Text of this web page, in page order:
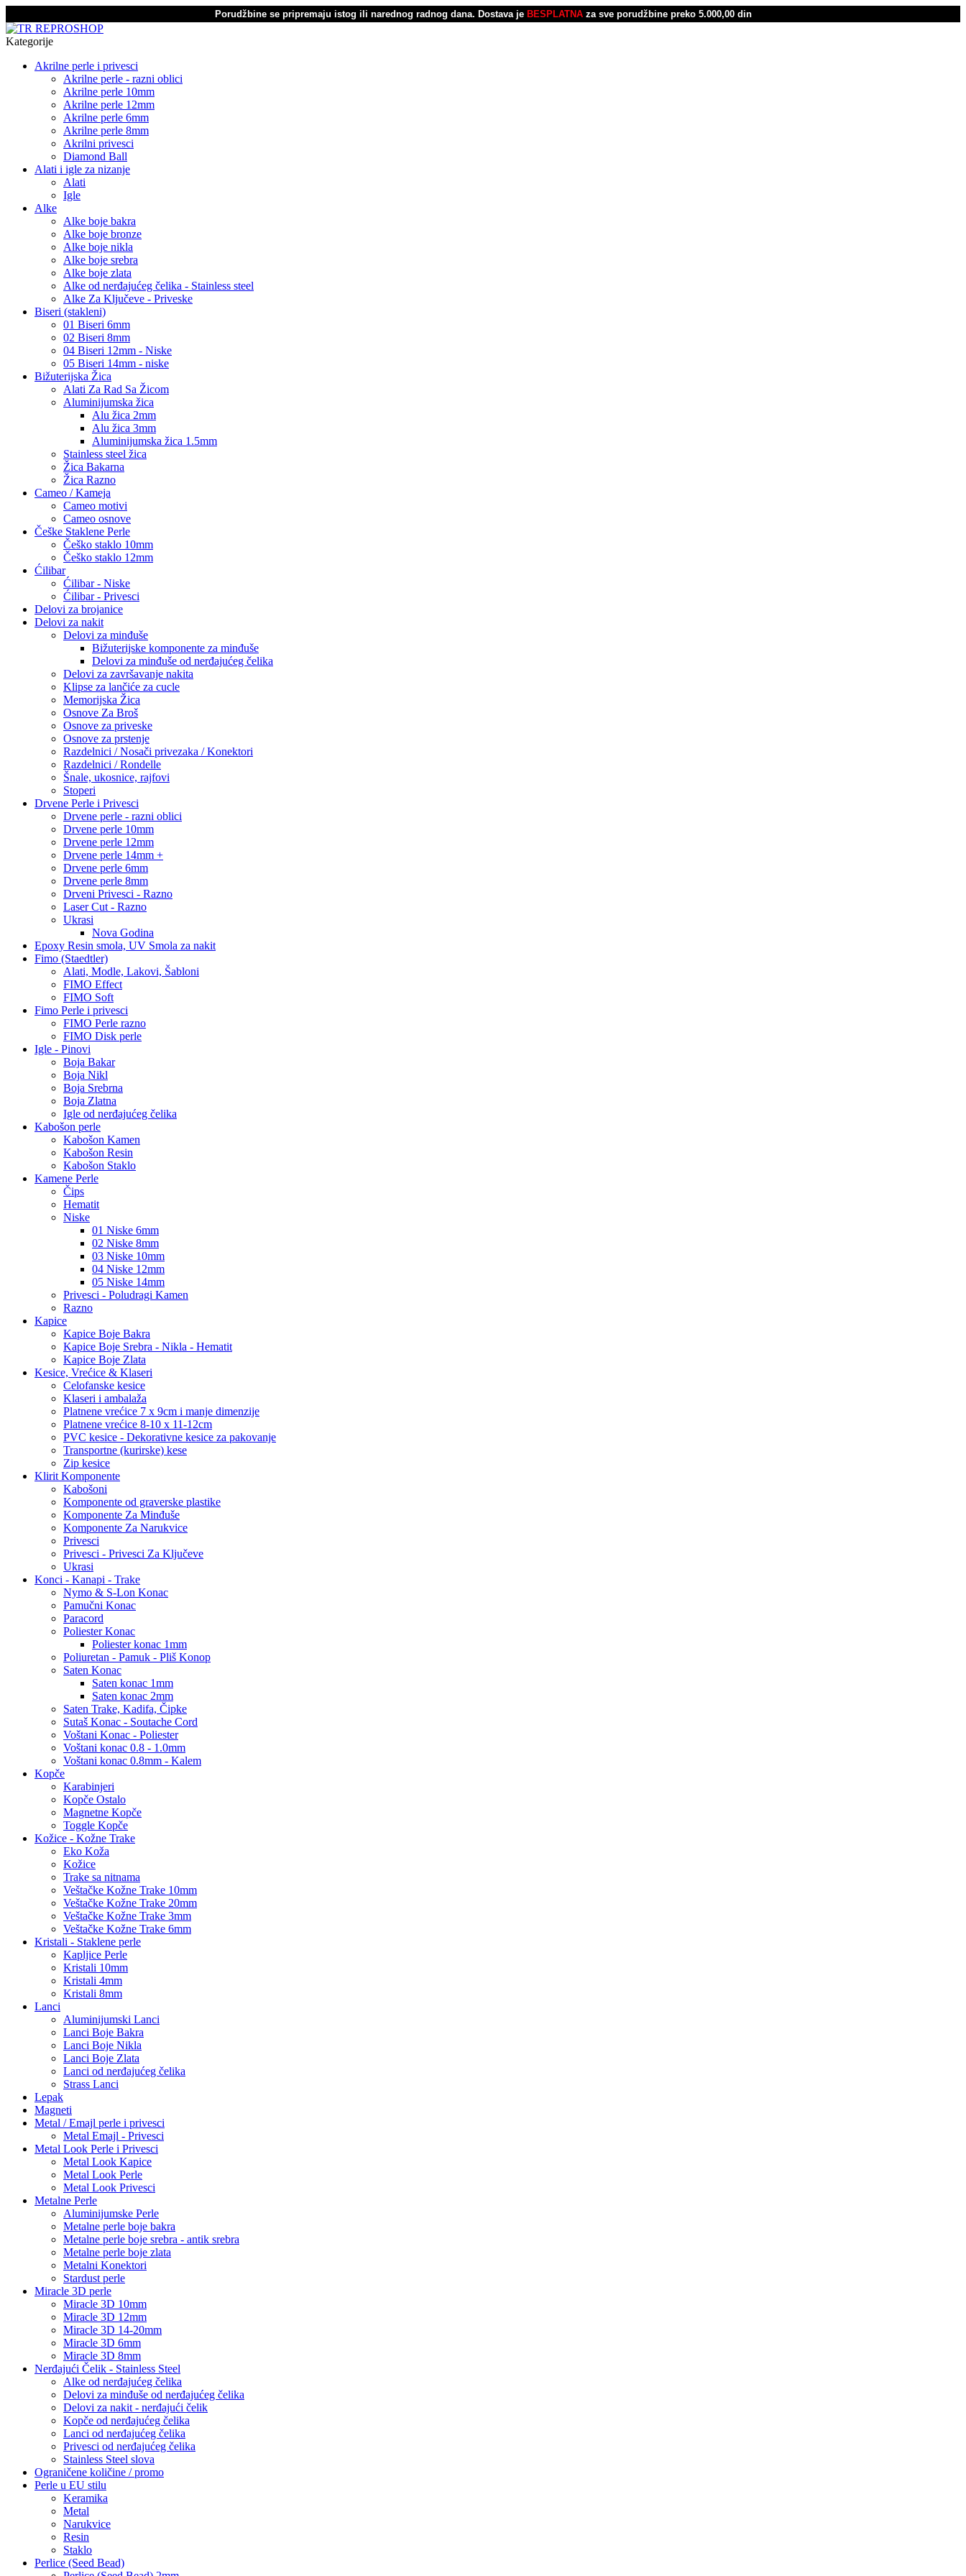
Porudžbine se pripremaju istog ili narednog radnog dana. Dostava jeBESPLATNA za sve porudžbine preko 5.000,00 din
Kategorije
Akrilne perle i privesci
Akrilne perle - razni oblici
Akrilne perle 10mm
Akrilne perle 12mm
Akrilne perle 6mm
Akrilne perle 8mm
Akrilni privesci
Diamond Ball
Alati i igle za nizanje
Alati
Igle
Alke
Alke boje bakra
Alke boje bronze
Alke boje nikla
Alke boje srebra
Alke boje zlata
Alke od nerđajućeg čelika - Stainless steel
Alke Za Ključeve - Priveske
Biseri (stakleni)
01 Biseri 6mm
02 Biseri 8mm
04 Biseri 12mm - Niske
05 Biseri 14mm - niske
Bižuterijska Žica
Alati Za Rad Sa Žicom
Aluminijumska žica
Alu žica 2mm
Alu žica 3mm
Aluminijumska žica 1.5mm
Stainless steel žica
Žica Bakarna
Žica Razno
Cameo / Kameja
Cameo motivi
Cameo osnove
Češke Staklene Perle
Češko staklo 10mm
Češko staklo 12mm
Ćilibar
Ćilibar - Niske
Ćilibar - Privesci
Delovi za brojanice
Delovi za nakit
Delovi za minđuše
Bižuterijske komponente za minđuše
Delovi za minđuše od nerđajućeg čelika
Delovi za završavanje nakita
Klipse za lančiće za cucle
Memorijska Žica
Osnove Za Broš
Osnove za priveske
Osnove za prstenje
Razdelnici / Nosači privezaka / Konektori
Razdelnici / Rondelle
Šnale, ukosnice, rajfovi
Stoperi
Drvene Perle i Privesci
Drvene perle - razni oblici
Drvene perle 10mm
Drvene perle 12mm
Drvene perle 14mm +
Drvene perle 6mm
Drvene perle 8mm
Drveni Privesci - Razno
Laser Cut - Razno
Ukrasi
Nova Godina
Epoxy Resin smola, UV Smola za nakit
Fimo (Staedtler)
Alati, Modle, Lakovi, Šabloni
FIMO Effect
FIMO Soft
Fimo Perle i privesci
FIMO Perle razno
FIMO Disk perle
Igle - Pinovi
Boja Bakar
Boja Nikl
Boja Srebrna
Boja Zlatna
Igle od nerđajućeg čelika
Kabošon perle
Kabošon Kamen
Kabošon Resin
Kabošon Staklo
Kamene Perle
Čips
Hematit
Niske
01 Niske 6mm
02 Niske 8mm
03 Niske 10mm
04 Niske 12mm
05 Niske 14mm
Privesci - Poludragi Kamen
Razno
Kapice
Kapice Boje Bakra
Kapice Boje Srebra - Nikla - Hematit
Kapice Boje Zlata
Kesice, Vrećice & Klaseri
Celofanske kesice
Klaseri i ambalaža
Platnene vrećice 7 x 9cm i manje dimenzije
Platnene vrećice 8-10 x 11-12cm
PVC kesice - Dekorativne kesice za pakovanje
Transportne (kurirske) kese
Zip kesice
Klirit Komponente
Kabošoni
Komponente od graverske plastike
Komponente Za Minđuše
Komponente Za Narukvice
Privesci
Privesci - Privesci Za Ključeve
Ukrasi
Konci - Kanapi - Trake
Nymo & S-Lon Konac
Pamučni Konac
Paracord
Poliester Konac
Poliester konac 1mm
Poliuretan - Pamuk - Pliš Konop
Saten Konac
Saten konac 1mm
Saten konac 2mm
Saten Trake, Kadifa, Čipke
Sutaš Konac - Soutache Cord
Voštani Konac - Poliester
Voštani konac 0.8 - 1.0mm
Voštani konac 0.8mm - Kalem
Kopče
Karabinjeri
Kopče Ostalo
Magnetne Kopče
Toggle Kopče
Kožice - Kožne Trake
Eko Koža
Kožice
Trake sa nitnama
Veštačke Kožne Trake 10mm
Veštačke Kožne Trake 20mm
Veštačke Kožne Trake 3mm
Veštačke Kožne Trake 6mm
Kristali - Staklene perle
Kapljice Perle
Kristali 10mm
Kristali 4mm
Kristali 8mm
Lanci
Aluminijumski Lanci
Lanci Boje Bakra
Lanci Boje Nikla
Lanci Boje Zlata
Lanci od nerđajućeg čelika
Strass Lanci
Lepak
Magneti
Metal / Emajl perle i privesci
Metal Emajl - Privesci
Metal Look Perle i Privesci
Metal Look Kapice
Metal Look Perle
Metal Look Privesci
Metalne Perle
Aluminijumske Perle
Metalne perle boje bakra
Metalne perle boje srebra - antik srebra
Metalne perle boje zlata
Metalni Konektori
Stardust perle
Miracle 3D perle
Miracle 3D 10mm
Miracle 3D 12mm
Miracle 3D 14-20mm
Miracle 3D 6mm
Miracle 3D 8mm
Nerđajući Čelik - Stainless Steel
Alke od nerđajućeg čelika
Delovi za minđuše od nerđajućeg čelika
Delovi za nakit - nerđajući čelik
Kopče od nerđajućeg čelika
Lanci od nerđajućeg čelika
Privesci od nerđajućeg čelika
Stainless Steel slova
Ograničene količine / promo
Perle u EU stilu
Keramika
Metal
Narukvice
Resin
Staklo
Perlice (Seed Bead)